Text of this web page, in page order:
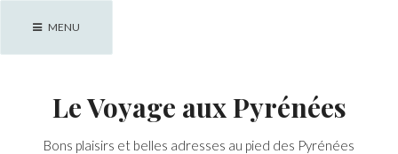
MENU
Le Voyage aux Pyrénées
Bons plaisirs et belles adresses au pied des Pyrénées